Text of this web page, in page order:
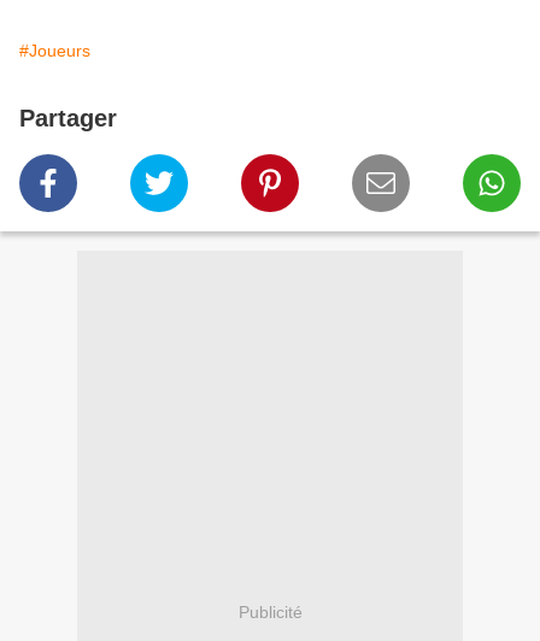
#Joueurs
Partager
Publicité